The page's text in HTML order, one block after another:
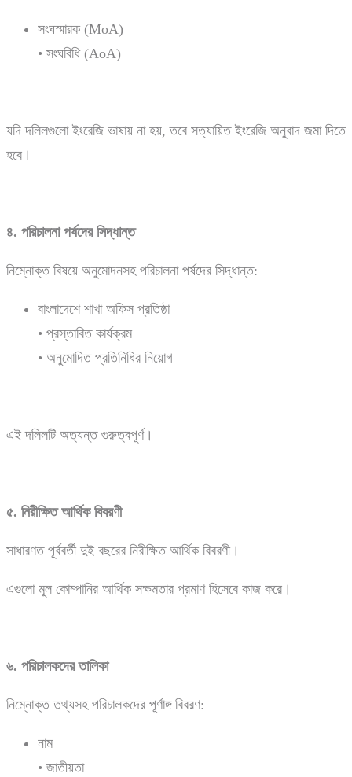
সংঘস্মারক (MoA)
• সংঘবিধি (AoA)
যদি দলিলগুলো ইংরেজি ভাষায় না হয়, তবে সত্যায়িত ইংরেজি অনুবাদ জমা দিতে
হবে।
৪. পরিচালনাপর্ষদের সিদ্ধান্ত
নিম্নোক্ত বিষয়ে অনুমোদনসহ পরিচালনা পর্ষদের সিদ্ধান্ত:
বাংলাদেশে শাখা অফিস প্রতিষ্ঠা
• প্রস্তাবিত কার্যক্রম
• অনুমোদিত প্রতিনিধির নিয়োগ
এই দলিলটি অত্যন্ত গুরুত্বপূর্ণ।
৫. নিরীক্ষিতআর্থিক বিবরণী
সাধারণত পূর্ববর্তী দুই বছরের নিরীক্ষিত আর্থিক বিবরণী।
এগুলো মূল কোম্পানির আর্থিক সক্ষমতার প্রমাণ হিসেবে কাজ করে।
৬. পরিচালকদেরতালিকা
নিম্নোক্ত তথ্যসহ পরিচালকদের পূর্ণাঙ্গ বিবরণ:
নাম
• জাতীয়তা